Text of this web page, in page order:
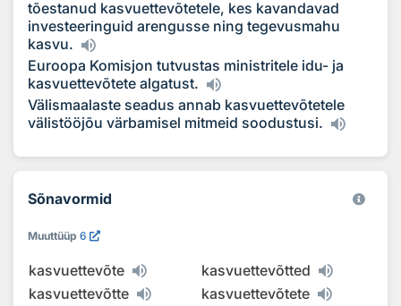
tõestanud kasvuettevõtetele, kes kavandavad
investeeringuid arengusse ning tegevusmahu
kasvu.
Euroopa Komisjon tutvustas ministritele idu- ja
kasvuettevõtete algatust.
Välismaalaste seadus annab kasvuettevõtetele
välistööjõu värbamisel mitmeid soodustusi.
Sõnavormid
Muuttüüp 6
kasvuettevõte
kasvuettevõtted
kasvuettevõtte
kasvuettevõtete